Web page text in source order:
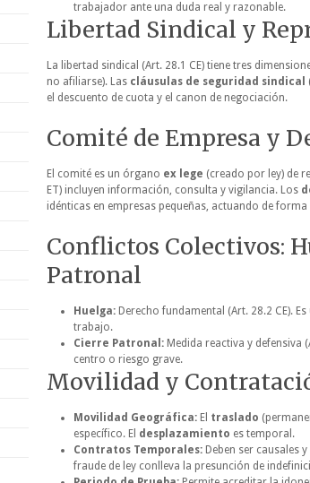
trabajador ante una duda real y razonable.
Libertad Sindical y
La libertad sindical (Art. 28.1 CE) tiene tres
no afiliarse). Las cláusulas de seguridad sindical
el descuento de cuota y el canon de negociación.
Comité de Empresa y
El comité es un órgano ex lege (creado por ley) de
ET) incluyen información, consulta y vigilancia. Los
idénticas en empresas pequeñas, actuando de
Conflictos Colectivos:
Patronal
Huelga: Derecho fundamental (Art. 28.2 CE).
trabajo.
Cierre Patronal: Medida reactiva y defensiva
centro o riesgo grave.
Movilidad y
Movilidad Geográfica: El traslado
específico. El desplazamiento es temporal.
Contratos Temporales: Deben ser causales
fraude de ley conlleva la presunción de